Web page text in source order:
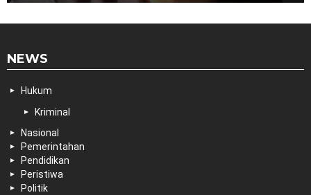
NEWS
Hukum
Kriminal
Nasional
Pemerintahan
Pendidikan
Peristiwa
Politik